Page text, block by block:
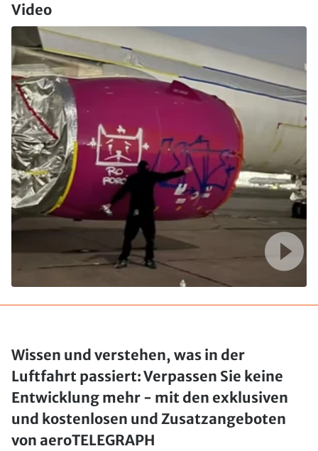
Video
Wissen und verstehen, was in der
Luftfahrt passiert: Verpassen Sie keine
Entwicklung mehr - mit den exklusiven
und kostenlosen und Zusatzangeboten
von aeroTELEGRAPH